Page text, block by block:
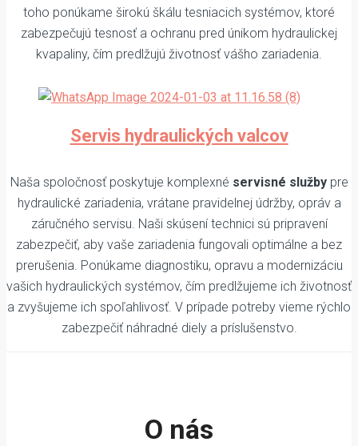
toho ponúkame širokú škálu tesniacich systémov, ktoré
zabezpečujú tesnosť a ochranu pred únikom hydraulickej
kvapaliny, čím predlžujú životnosť vášho zariadenia.
Servis hydraulických valcov
Naša spoločnosť poskytuje komplexné servisné službypre
hydraulické zariadenia, vrátane pravidelnej údržby, opráv a
záručného servisu. Naši skúsení technici sú pripravení
zabezpečiť, aby vaše zariadenia fungovali optimálne a bez
prerušenia. Ponúkame diagnostiku, opravu a modernizáciu
vašich hydraulických systémov, čím predlžujeme ich životnosť
a zvyšujeme ich spoľahlivosť. V prípade potreby vieme rýchlo
zabezpečiť náhradné diely a príslušenstvo.
O nás